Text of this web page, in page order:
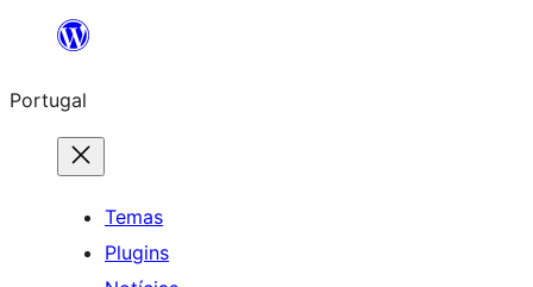
Saltar
o
conteúdo
Portugal
Temas
Plugins